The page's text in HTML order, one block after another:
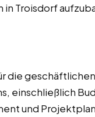
Troisdorf
die
einschließlich
und